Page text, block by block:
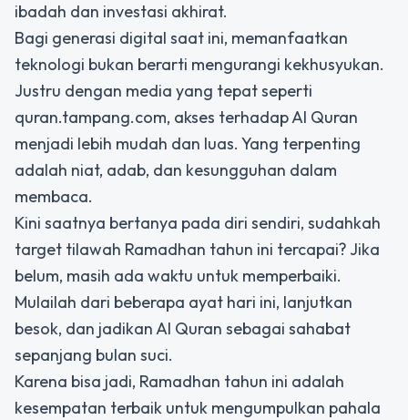
ibadah dan investasi akhirat.
Bagi generasi digital saat ini, memanfaatkan
teknologi bukan berarti mengurangi kekhusyukan.
Justru dengan media yang tepat seperti
quran.tampang.com, akses terhadap Al Quran
menjadi lebih mudah dan luas. Yang terpenting
adalah niat, adab, dan kesungguhan dalam
membaca.
Kini saatnya bertanya pada diri sendiri, sudahkah
target tilawah Ramadhan tahun ini tercapai? Jika
belum, masih ada waktu untuk memperbaiki.
Mulailah dari beberapa ayat hari ini, lanjutkan
besok, dan jadikan Al Quran sebagai sahabat
sepanjang bulan suci.
Karena bisa jadi, Ramadhan tahun ini adalah
kesempatan terbaik untuk mengumpulkan pahala